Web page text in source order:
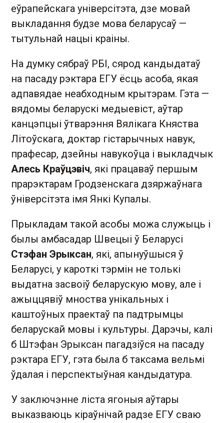
еўрапейскага універсітэта, дзе мовай
выкладання будзе мова беларусаў —
тытульнай нацыі краіны.
На думку сябраў РБІ, сярод кандыдатаў
на пасаду рэктара ЕГУ ёсць асоба, якая
адпавядае неабходным крытэрам. Гэта —
вядомы беларускі медыевіст, аўтар
канцэпцыі ўтварэння Вялікага Княства
Літоўскага, доктар гістарычных навук,
прафесар, дзейны навукоўца і выкладчык
Алесь Краўцэвіч, які працаваў першым
прарэктарам Гродзенскага дзяржаўнага
ўніверсітэта імя Янкі Купалы.
Прыкладам такой асобы можа служыць і
былы амбасадар Швецыі ў Беларусі
Стэфан Эрыксан, які, апынуўшыся ў
Беларусі, у кароткі тэрмін не толькі
выдатна засвоіў беларускую мову, але і
ажыццявіў мноства унікальных і
каштоўных праектаў па падтрымцы
беларускай мовы і культуры. Дарэчы, калі
б Штэфан Эрыксан пагадзіўся на пасаду
рэктара ЕГУ, гэта была б таксама вельмі
ўдалая і перспектыўная кандыдатура.
У заключэнне ліста ягоныя аўтары
выказваюць кіраўнічай радзе ЕГУ сваю